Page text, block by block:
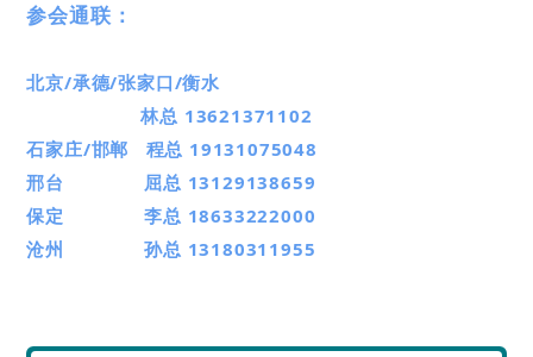
参会通联：
北京/承德/张家口/衡水
林总 13621371102
石家庄/邯郸 程总 19131075048
邢台 屈总 13129138659
保定 李总 18633222000
沧州 孙总 13180311955